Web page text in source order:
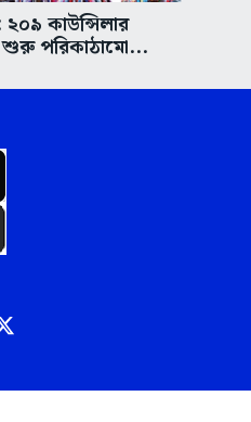
কাউন্সিলার
শুরু পরিকাঠামো...